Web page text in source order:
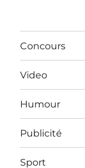
Concours
Video
Humour
Publicité
Sport